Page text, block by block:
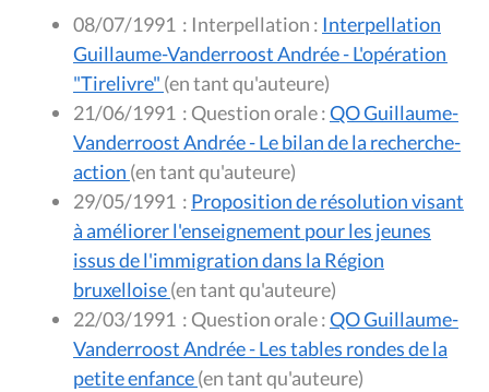
08/07/1991 : Interpellation : Interpellation
Guillaume-Vanderroost Andrée - L'opération
"Tirelivre"
(en tant qu'auteure)
21/06/1991 : Question orale :QO Guillaume-
Vanderroost Andrée - Le bilan de la recherche-
action
(en tant qu'auteure)
29/05/1991 : Proposition de résolution visant
à améliorer l'enseignement pour les jeunes
issus de l'immigration dans la Région
bruxelloise
(en tant qu'auteure)
22/03/1991 : Question orale :QO Guillaume-
Vanderroost Andrée - Les tables rondes de la
petite enfance
(en tant qu'auteure)